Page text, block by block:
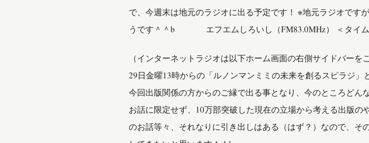
で、今週末は地元のラジオに出る予定です！ ※地元ラジオです
うです＾＾b エフエムしろいし（FM83.0MHz） ＜タイム
（インターネットラジオは以下ホーム画面の右側サイドバーを
29日金曜13時からの「ルノンマンミミの未来を創るスピラ
今回出版関係の方からのご縁で出る事となり、今のところどん
お話に限定せず、10万部突破した現在の立場から考える出版
のお話等々、それなりに引き出しはある（はず？）なので、そ